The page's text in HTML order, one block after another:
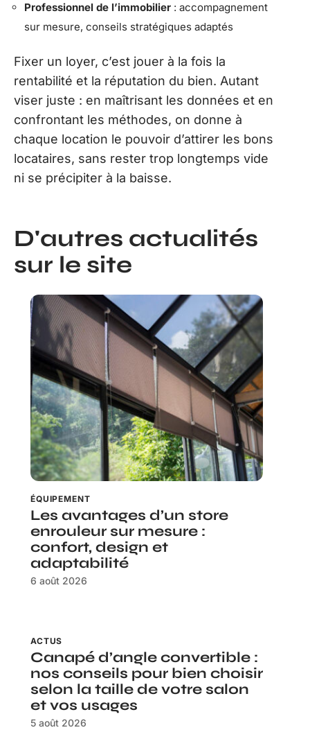
Professionnel de l’immobilier : accompagnement
sur mesure, conseils stratégiques adaptés
Fixer un loyer, c’est jouer à la fois la
rentabilité et la réputation du bien. Autant
viser juste : en maîtrisant les données et en
confrontant les méthodes, on donne à
chaque location le pouvoir d’attirer les bons
locataires, sans rester trop longtemps vide
ni se précipiter à la baisse.
D'autres actualités
sur le site
ÉQUIPEMENT
Les avantages d’un store
enrouleur sur mesure :
confort, design et
adaptabilité
6 août 2026
ACTUS
Canapé d’angle convertible :
nos conseils pour bien choisir
selon la taille de votre salon
et vos usages
5 août 2026